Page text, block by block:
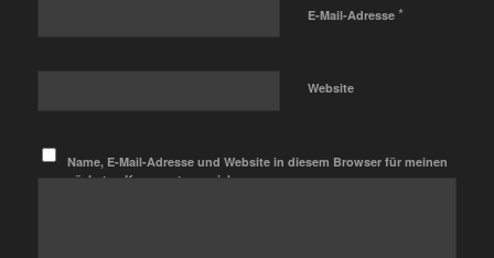
E-Mail-Adresse *
Website
Name, E-Mail-Adresse und Website in diesem Browser für meinen
nächsten Kommentar speichern.